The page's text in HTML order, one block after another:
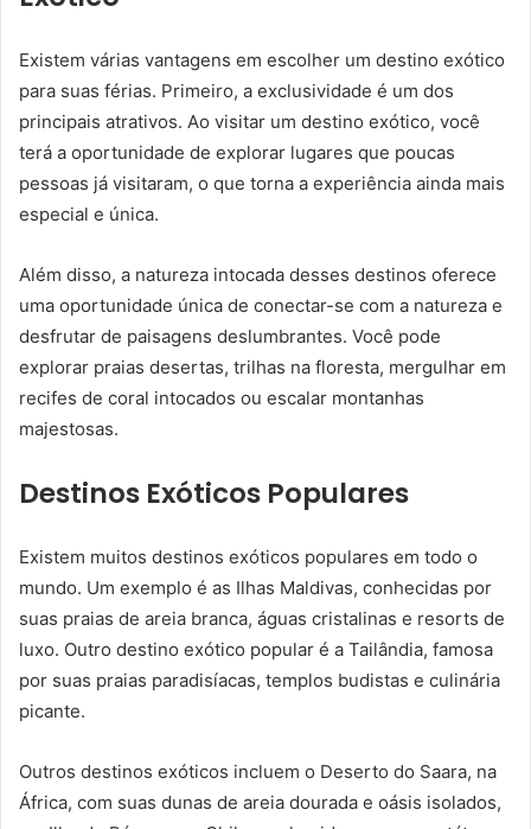
Existem várias vantagens em escolher um destino exótico
para suas férias. Primeiro, a exclusividade é um dos
principais atrativos. Ao visitar um destino exótico, você
terá a oportunidade de explorar lugares que poucas
pessoas já visitaram, o que torna a experiência ainda mais
especial e única.
Além disso, a natureza intocada desses destinos oferece
uma oportunidade única de conectar-se com a natureza e
desfrutar de paisagens deslumbrantes. Você pode
explorar praias desertas, trilhas na floresta, mergulhar em
recifes de coral intocados ou escalar montanhas
majestosas.
Destinos Exóticos Populares
Existem muitos destinos exóticos populares em todo o
mundo. Um exemplo é as Ilhas Maldivas, conhecidas por
suas praias de areia branca, águas cristalinas e resorts de
luxo. Outro destino exótico popular é a Tailândia, famosa
por suas praias paradisíacas, templos budistas e culinária
picante.
Outros destinos exóticos incluem o Deserto do Saara, na
África, com suas dunas de areia dourada e oásis isolados,